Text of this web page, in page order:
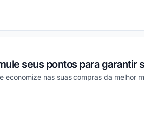
seus pontos para garantir
economize nas suas compras da melhor